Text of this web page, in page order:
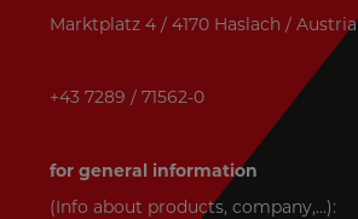
Marktplatz 4 / 4170 Haslach / Austria
+43 7289 / 71562-0
for general information
(Info about products, company,...):